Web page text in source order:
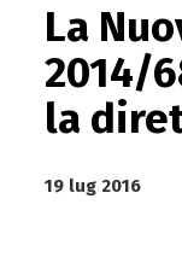
La
2014/
la
19 lug 2016